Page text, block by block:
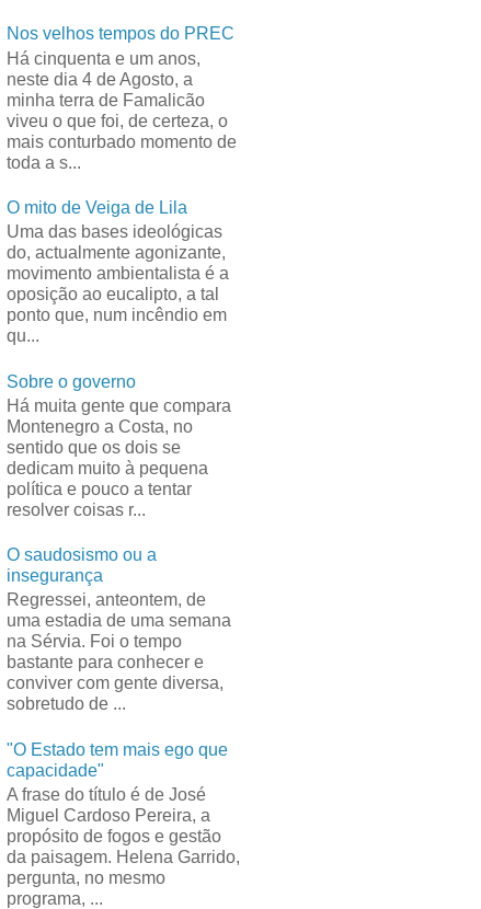
Nos velhos tempos do PREC
Há cinquenta e um anos,
neste dia 4 de Agosto, a
minha terra de Famalicão
viveu o que foi, de certeza, o
mais conturbado momento de
toda a s...
O mito de Veiga de Lila
Uma das bases ideológicas
do, actualmente agonizante,
movimento ambientalista é a
oposição ao eucalipto, a tal
ponto que, num incêndio em
qu...
Sobre o governo
Há muita gente que compara
Montenegro a Costa, no
sentido que os dois se
dedicam muito à pequena
política e pouco a tentar
resolver coisas r...
O saudosismo ou a
insegurança
Regressei, anteontem, de
uma estadia de uma semana
na Sérvia. Foi o tempo
bastante para conhecer e
conviver com gente diversa,
sobretudo de ...
"O Estado tem mais ego que
capacidade"
A frase do título é de José
Miguel Cardoso Pereira, a
propósito de fogos e gestão
da paisagem. Helena Garrido,
pergunta, no mesmo
programa, ...